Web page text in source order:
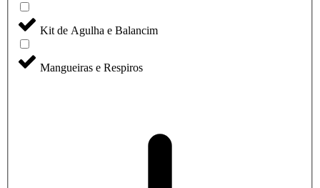
Kit de Agulha e Balancim
Mangueiras e Respiros